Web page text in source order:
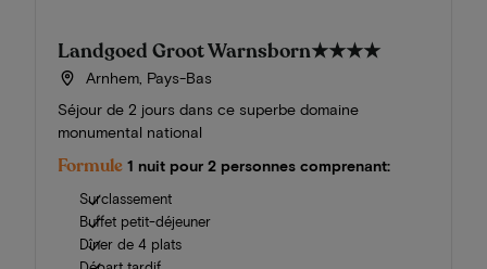
Landgoed Groot Warnsborn★★★★
Arnhem, Pays-Bas
Séjour de 2 jours dans ce superbe domaine
monumental national
Formule 1 nuit pour 2 personnes comprenant:
Surclassement
Buffet petit-déjeuner
Dîner de 4 plats